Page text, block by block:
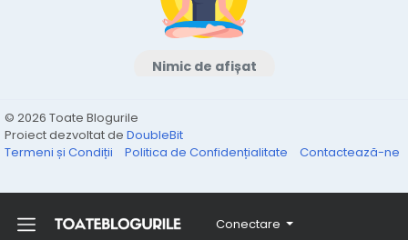
Conectare
Nimic de afișat
© 2026 Toate Blogurile
Proiect dezvoltat de DoubleBit
Termeni și Condiții
Politica de Confidențialitate Contactează-ne